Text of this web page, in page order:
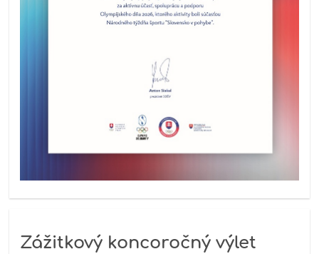
Zážitkový koncoročný výlet